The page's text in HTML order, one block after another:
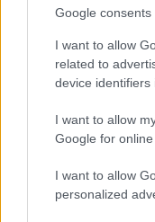
Google consents
I want to allow
related to
device identifiers
I want to allow
Google for
I want to allow
personalized
καλή επιτυχία
Πάλι
δείχνει το
προόδου, της
Φίλες και
συνυποψήφιοι,
ύστερα από
βλέπω ότι το